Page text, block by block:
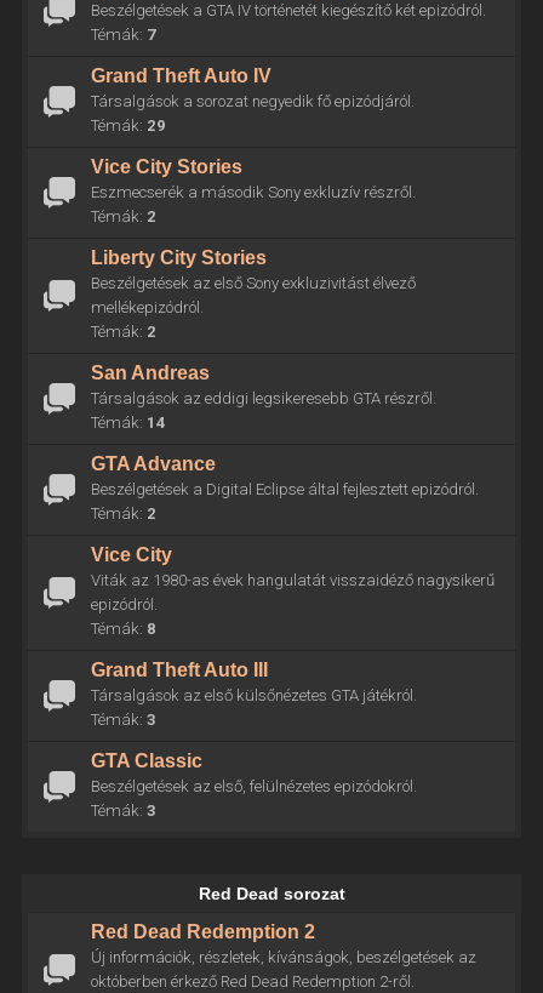
Beszélgetések a GTA IV történetét kiegészítő két epizódról.
Témák: 7
Grand Theft Auto IV
Társalgások a sorozat negyedik fő epizódjáról.
Témák: 29
Vice City Stories
Eszmecserék a második Sony exkluzív részről.
Témák: 2
Liberty City Stories
Beszélgetések az első Sony exkluzivitást élvező
mellékepizódról.
Témák: 2
San Andreas
Társalgások az eddigi legsikeresebb GTA részről.
Témák: 14
GTA Advance
Beszélgetések a Digital Eclipse által fejlesztett epizódról.
Témák: 2
Vice City
Viták az 1980-as évek hangulatát visszaidéző nagysikerű
epizódról.
Témák: 8
Grand Theft Auto III
Társalgások az első külsőnézetes GTA játékról.
Témák: 3
GTA Classic
Beszélgetések az első, felülnézetes epizódokról.
Témák: 3
Red Dead sorozat
Red Dead Redemption 2
Új információk, részletek, kívánságok, beszélgetések az
októberben érkező Red Dead Redemption 2-ről.